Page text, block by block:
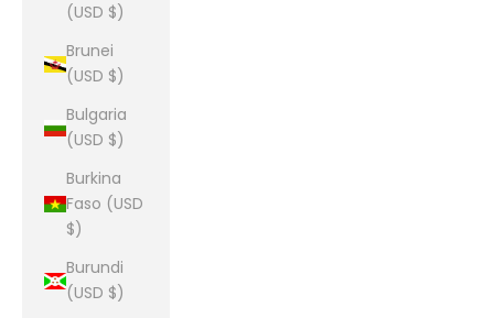
(USD $)
Brunei
(USD $)
Bulgaria
(USD $)
Burkina
Faso (USD
$)
Burundi
(USD $)